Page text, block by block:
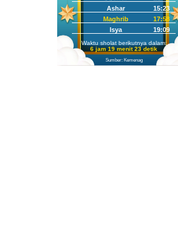
Ashar
15:23
Maghrib
17:58
Isya
19:09
Waktu sholat berikutnya dalam:
6 jam 19 menit 21 detik
Sumber: Kemenag